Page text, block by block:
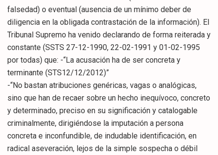
falsedad) o eventual (ausencia de un mínimo deber de
diligencia en la obligada contrastación de la información). El
Tribunal Supremo ha venido declarando de forma reiterada y
constante (SSTS 27-12-1990, 22-02-1991 y 01-02-1995
por todas) que: -“La acusación ha de ser concreta y
terminante (STS12/12/2012)”
-“No bastan atribuciones genéricas, vagas o analógicas,
sino que han de recaer sobre un hecho inequívoco, concreto
y determinado, preciso en su significación y catalogable
criminalmente, dirigiéndose la imputación a persona
concreta e inconfundible, de indudable identificación, en
radical aseveración, lejos de la simple sospecha o débil